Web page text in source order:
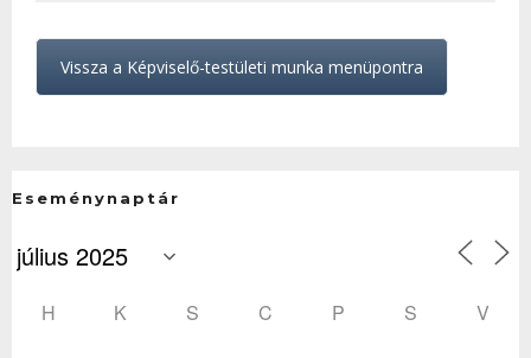
Vissza a Képviselő-testületi munka menüpontra
Eseménynaptár
H K S C P S V